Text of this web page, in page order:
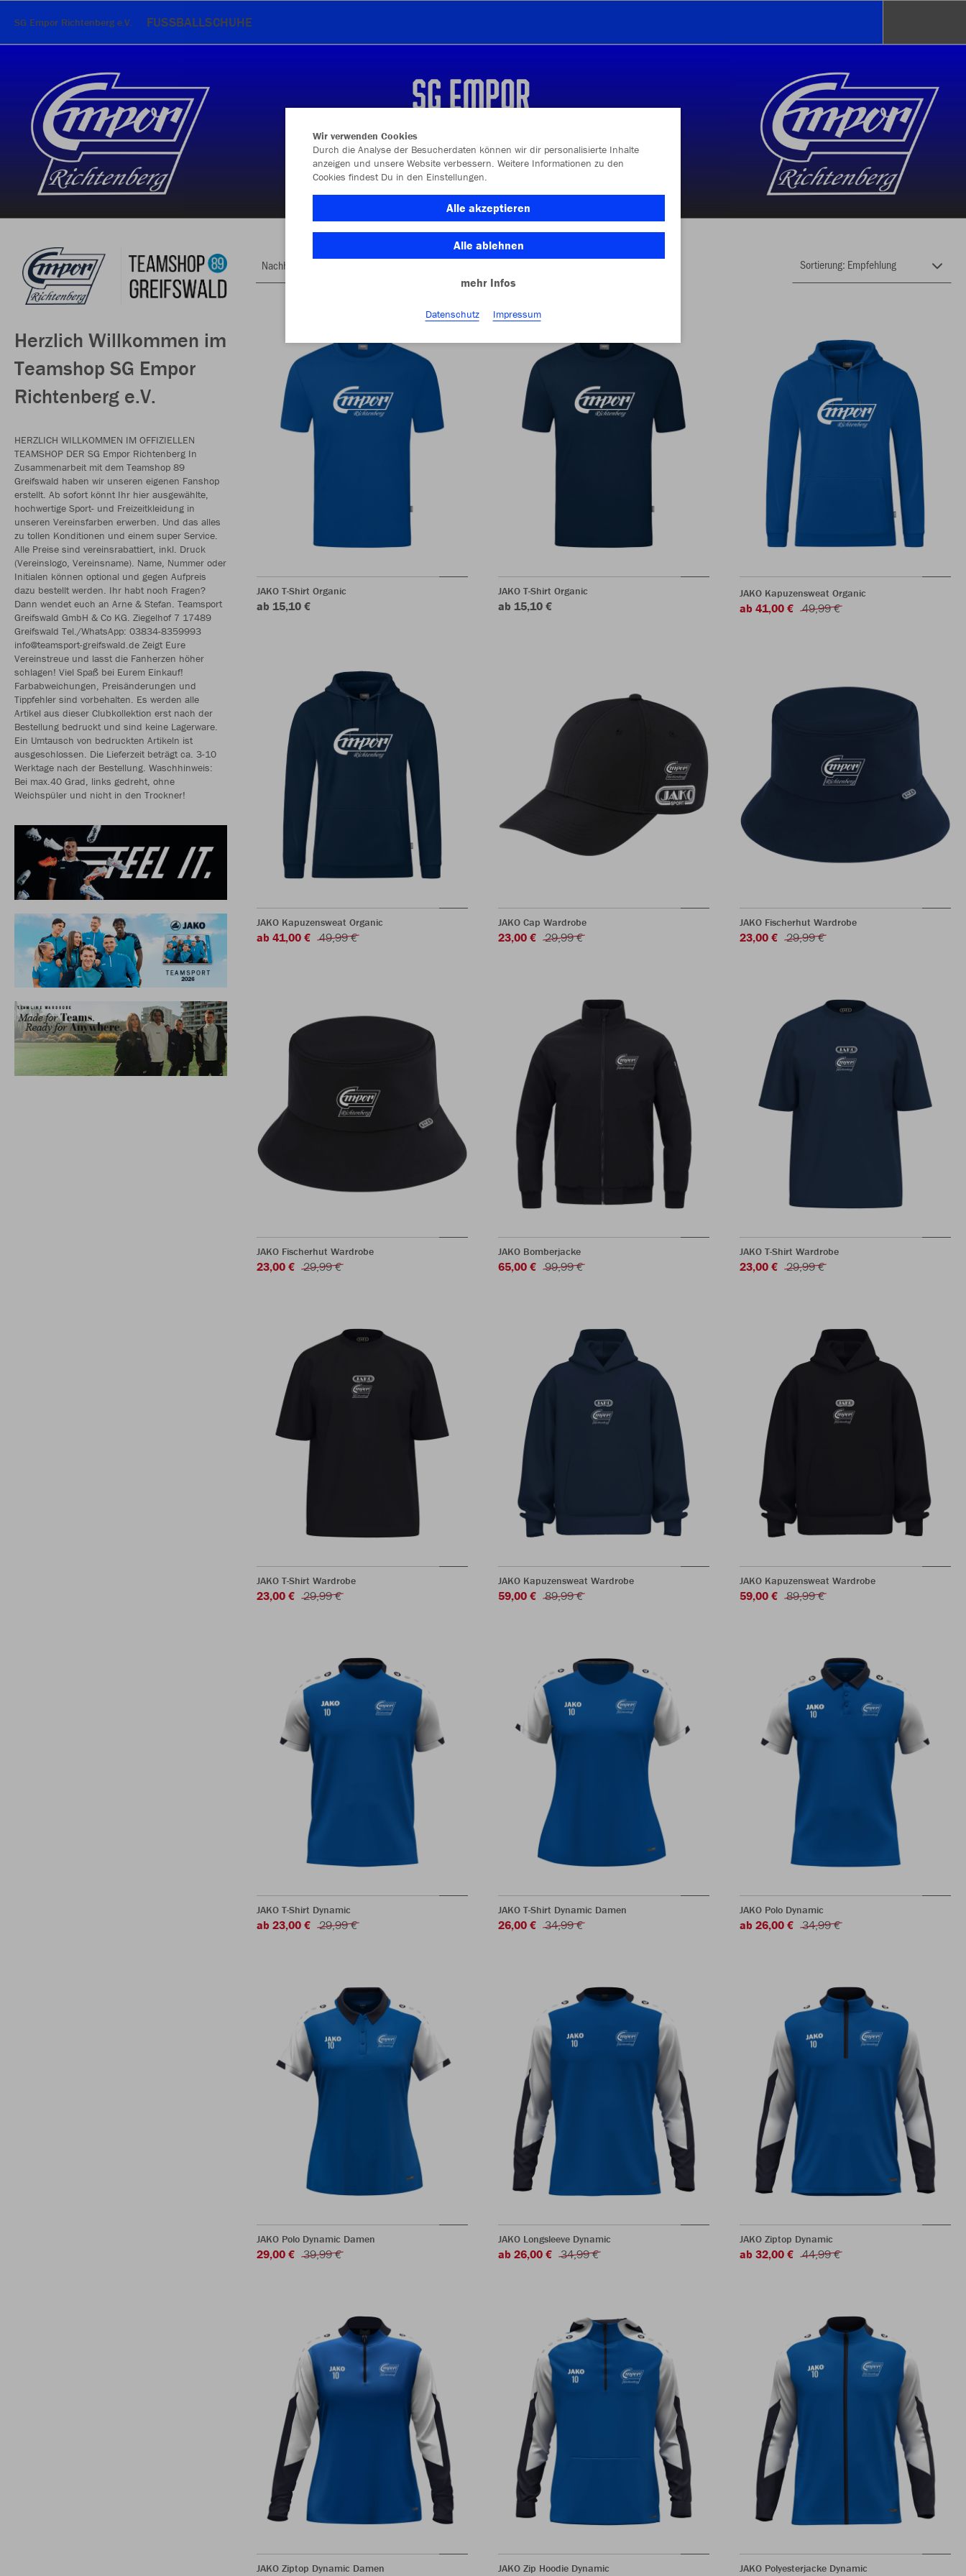
SG Empor Richtenberg e.V. FUSSBALLSCHUHE
Herzlich Willkommen im
Teamshop SG Empor
Richtenberg e.V.
HERZLICH WILLKOMMEN IM OFFIZIELLEN
TEAMSHOP DER SG Empor Richtenberg In
Zusammenarbeit mit dem Teamshop 89
Greifswald haben wir unseren eigenen Fanshop
erstellt. Ab sofort könnt Ihr hier ausgewählte,
hochwertige Sport- und Freizeitkleidung in
unseren Vereinsfarben erwerben. Und das alles
zu tollen Konditionen und einem super Service.
Alle Preise sind vereinsrabattiert, inkl. Druck
(Vereinslogo, Vereinsname). Name, Nummer oder
Initialen können optional und gegen Aufpreis
dazu bestellt werden. Ihr habt noch Fragen?
Dann wendet euch an Arne & Stefan. Teamsport
Greifswald GmbH & Co KG. Ziegelhof 7 17489
Greifswald Tel./WhatsApp: 03834-8359993
info@teamsport-greifswald.de Zeigt Eure
Vereinstreue und lasst die Fanherzen höher
schlagen! Viel Spaß bei Eurem Einkauf!
Farbabweichungen, Preisänderungen und
Tippfehler sind vorbehalten. Es werden alle
Artikel aus dieser Clubkollektion erst nach der
Bestellung bedruckt und sind keine Lagerware.
Ein Umtausch von bedruckten Artikeln ist
ausgeschlossen. Die Lieferzeit beträgt ca. 3-10
Werktage nach der Bestellung. Waschhinweis:
Bei max.40 Grad, links gedreht, ohne
Weichspüler und nicht in den Trockner!
Nachhaltig
JAKO T-Shirt Organic
ab 15,10 €
JAKO T-Shirt Organic
ab 15,10 €
JAKO Kapuzensweat Organic
ab 41,00 € 49,99 €
JAKO Kapuzensweat Organic
ab 41,00 € 49,99 €
JAKO Cap Wardrobe
23,00 € 29,99 €
JAKO Fischerhut Wardrobe
23,00 € 29,99 €
JAKO Fischerhut Wardrobe
23,00 € 29,99 €
JAKO Bomberjacke
65,00 € 99,99 €
JAKO T-Shirt Wardrobe
23,00 € 29,99 €
JAKO T-Shirt Wardrobe
23,00 € 29,99 €
JAKO Kapuzensweat Wardrobe
59,00 € 89,99 €
JAKO Kapuzensweat Wardrobe
59,00 € 89,99 €
JAKO T-Shirt Dynamic
ab 23,00 € 29,99 €
JAKO T-Shirt Dynamic Damen
26,00 € 34,99 €
JAKO Polo Dynamic
ab 26,00 € 34,99 €
JAKO Polo Dynamic Damen
29,00 € 39,99 €
JAKO Longsleeve Dynamic
ab 26,00 € 34,99 €
JAKO Ziptop Dynamic
ab 32,00 € 44,99 €
JAKO Ziptop Dynamic Damen JAKO Zip Hoodie Dynamic JAKO Polyesterjacke Dynamic
Wir verwenden Cookies
Durch die Analyse der Besucherdaten können wir dir personalisierte Inhalte
anzeigen und unsere Website verbessern. Weitere Informationen zu den
Cookies findest Du in den Einstellungen.
Alle akzeptieren
Alle ablehnen
mehr Infos
Datenschutz Impressum